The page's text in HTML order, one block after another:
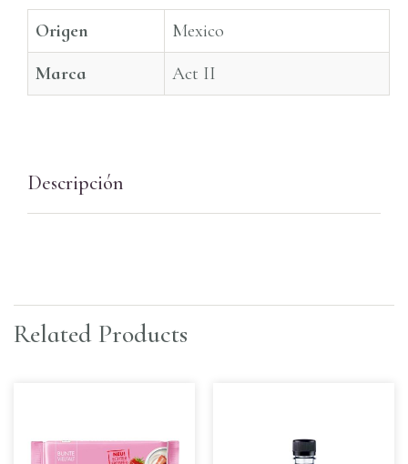
Origen
Mexico
Marca
Act II
Descripción
Related Products